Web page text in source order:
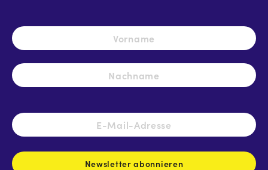
Name *
E-
Mail-
Newsletter abonnieren